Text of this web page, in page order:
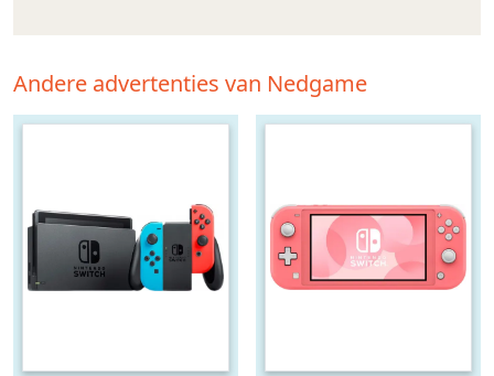
Andere advertenties van Nedgame